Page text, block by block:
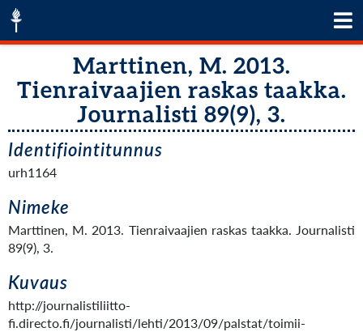
Marttinen, M. 2013.
Tienraivaajien raskas taakka.
Journalisti 89(9), 3.
Identifiointitunnus
urh1164
Nimeke
Marttinen, M. 2013. Tienraivaajien raskas taakka. Journalisti
89(9), 3.
Kuvaus
http://journalistiliitto-
fi.directo.fi/journalisti/lehti/2013/09/palstat/toimii-